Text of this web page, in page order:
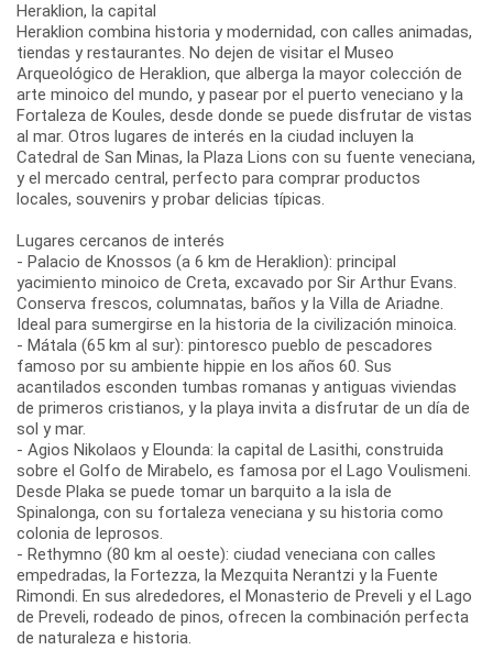
Heraklion, la capital
Heraklion combina historia y modernidad, con calles animadas,
tiendas y restaurantes. No dejen de visitar el Museo
Arqueológico de Heraklion, que alberga la mayor colección de
arte minoico del mundo, y pasear por el puerto veneciano y la
Fortaleza de Koules, desde donde se puede disfrutar de vistas
al mar. Otros lugares de interés en la ciudad incluyen la
Catedral de San Minas, la Plaza Lions con su fuente veneciana,
y el mercado central, perfecto para comprar productos
locales, souvenirs y probar delicias típicas.
Lugares cercanos de interés
- Palacio de Knossos (a 6 km de Heraklion): principal
yacimiento minoico de Creta, excavado por Sir Arthur Evans.
Conserva frescos, columnatas, baños y la Villa de Ariadne.
Ideal para sumergirse en la historia de la civilización minoica.
- Mátala (65 km al sur): pintoresco pueblo de pescadores
famoso por su ambiente hippie en los años 60. Sus
acantilados esconden tumbas romanas y antiguas viviendas
de primeros cristianos, y la playa invita a disfrutar de un día de
sol y mar.
- Agios Nikolaos y Elounda: la capital de Lasithi, construida
sobre el Golfo de Mirabelo, es famosa por el Lago Voulismeni.
Desde Plaka se puede tomar un barquito a la isla de
Spinalonga, con su fortaleza veneciana y su historia como
colonia de leprosos.
- Rethymno (80 km al oeste): ciudad veneciana con calles
empedradas, la Fortezza, la Mezquita Nerantzi y la Fuente
Rimondi. En sus alrededores, el Monasterio de Preveli y el Lago
de Preveli, rodeado de pinos, ofrecen la combinación perfecta
de naturaleza e historia.